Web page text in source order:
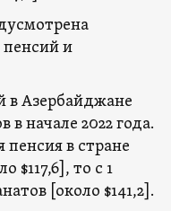
пенсий и
Азербайджане
начале 2022 года.
пенсия в стране
$117,6], то с 1
[около $141,2].